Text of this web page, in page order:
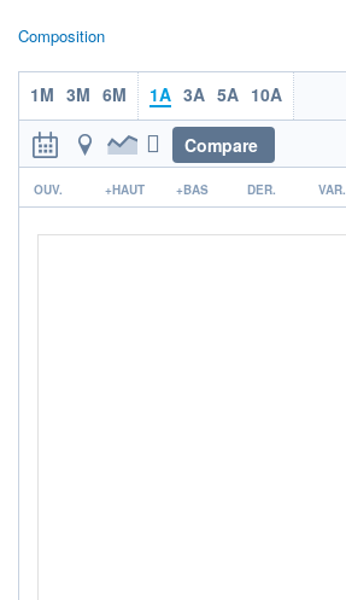
ÉLIGIBILITÉ
PEA PEA-PME BOURSOVIE LUX
CTO BUSINESS
Non éligible Boursobank
ACTIF NET (EUR)
24M / 31.07.26
Composition
1M 3M 6M 1A 3A 5A 10A
Compare
r
OUV. +HAUT +BAS DER. VAR.